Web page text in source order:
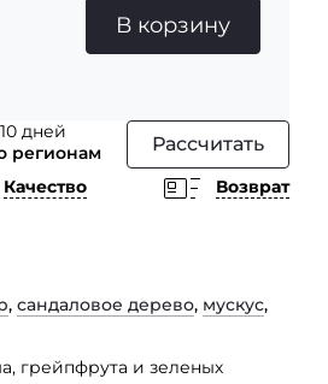
В корзину
дней
регионам
Рассчитать
Качество
Возврат
, сандаловое дерево, мускус,
грейпфрута и зеленых